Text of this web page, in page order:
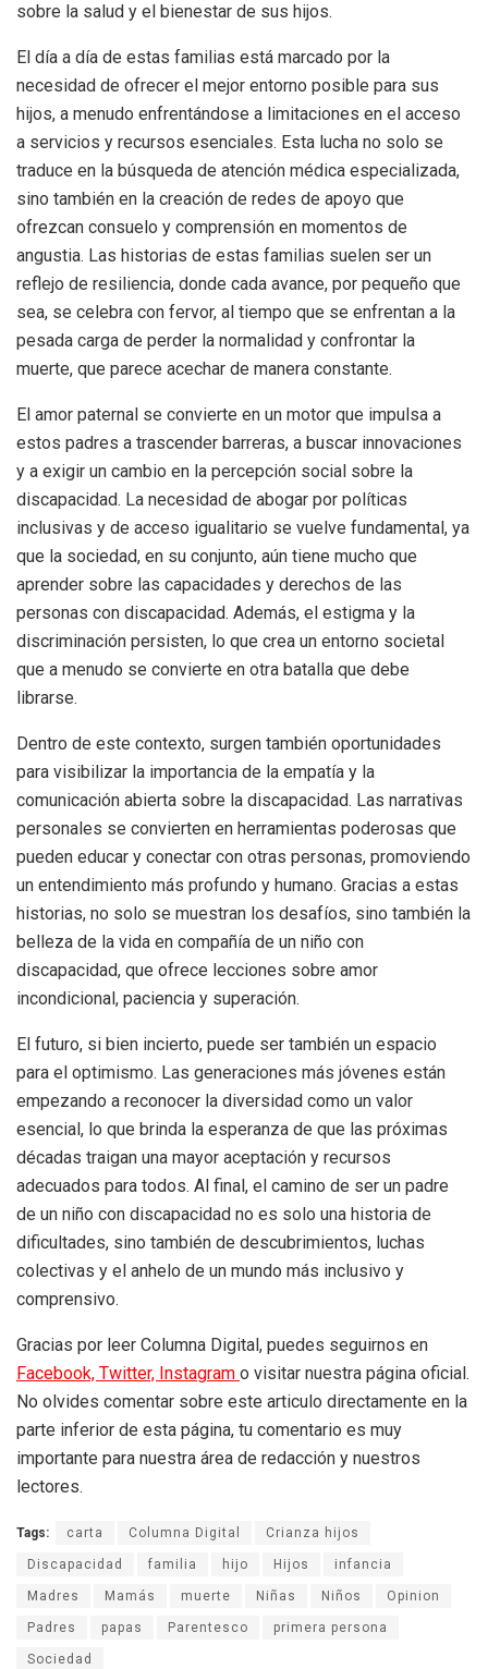
sobre la salud y el bienestar de sus hijos.
El día a día de estas familias está marcado por la
necesidad de ofrecer el mejor entorno posible para sus
hijos, a menudo enfrentándose a limitaciones en el acceso
a servicios y recursos esenciales. Esta lucha no solo se
traduce en la búsqueda de atención médica especializada,
sino también en la creación de redes de apoyo que
ofrezcan consuelo y comprensión en momentos de
angustia. Las historias de estas familias suelen ser un
reflejo de resiliencia, donde cada avance, por pequeño que
sea, se celebra con fervor, al tiempo que se enfrentan a la
pesada carga de perder la normalidad y confrontar la
muerte, que parece acechar de manera constante.
El amor paternal se convierte en un motor que impulsa a
estos padres a trascender barreras, a buscar innovaciones
y a exigir un cambio en la percepción social sobre la
discapacidad. La necesidad de abogar por políticas
inclusivas y de acceso igualitario se vuelve fundamental, ya
que la sociedad, en su conjunto, aún tiene mucho que
aprender sobre las capacidades y derechos de las
personas con discapacidad. Además, el estigma y la
discriminación persisten, lo que crea un entorno societal
que a menudo se convierte en otra batalla que debe
librarse.
Dentro de este contexto, surgen también oportunidades
para visibilizar la importancia de la empatía y la
comunicación abierta sobre la discapacidad. Las narrativas
personales se convierten en herramientas poderosas que
pueden educar y conectar con otras personas, promoviendo
un entendimiento más profundo y humano. Gracias a estas
historias, no solo se muestran los desafíos, sino también la
belleza de la vida en compañía de un niño con
discapacidad, que ofrece lecciones sobre amor
incondicional, paciencia y superación.
El futuro, si bien incierto, puede ser también un espacio
para el optimismo. Las generaciones más jóvenes están
empezando a reconocer la diversidad como un valor
esencial, lo que brinda la esperanza de que las próximas
décadas traigan una mayor aceptación y recursos
adecuados para todos. Al final, el camino de ser un padre
de un niño con discapacidad no es solo una historia de
dificultades, sino también de descubrimientos, luchas
colectivas y el anhelo de un mundo más inclusivo y
comprensivo.
Gracias por leer Columna Digital, puedes seguirnos en
Facebook, Twitter, Instagram o visitar nuestra página oficial.
No olvides comentar sobre este articulo directamente en la
parte inferior de esta página, tu comentario es muy
importante para nuestra área de redacción y nuestros
lectores.
Tags: carta Columna Digital Crianza hijos
Discapacidad familia hijo Hijos infancia
Madres Mamás muerte Niñas Niños Opinion
Padres papas Parentesco primera persona
Sociedad